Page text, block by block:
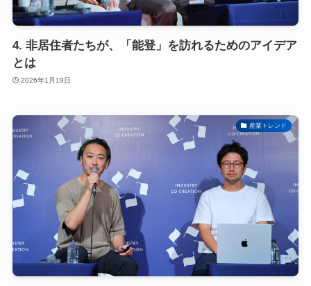
4. 非居住者たちが、「能登」を訪れるためのアイデア
とは
2026年1月19日
産業トレンド